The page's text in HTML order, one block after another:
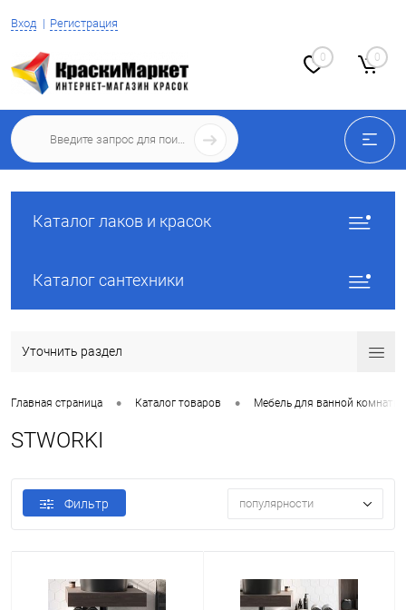
Вход Регистрация
0 0
Каталог лаков и красок
Каталог сантехники
Уточнить раздел
Главная страница • Каталог товаров • Мебель для ванной комнаты
STWORKI
Фильтр популярности